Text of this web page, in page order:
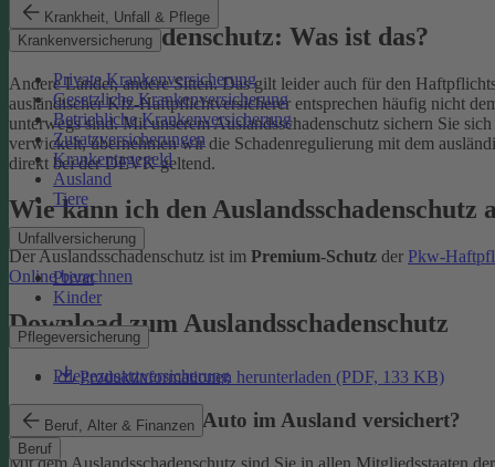
Krankheit, Unfall & Pflege
Krankenversicherung
Private Krankenversicherung
Gesetzliche Krankenversicherung
Betriebliche Krankenversicherung
Zusatzversicherungen
Krankentagegeld
Ausland
Tiere
Unfallversicherung
Privat
Kinder
Pflegeversicherung
Pflegezusatzversicherung
Beruf, Alter & Finanzen
Beruf
Auslandsschadenschutz: Was ist das?
Andere Länder, andere Sitten. Das gilt leider auch für den
ausländischer Kfz-Haftpflichtversicherer entsprechen häufig nicht
unterwegs sind.Mit unserem Auslandsschadenschutz sichern Sie
verwickelt, übernehmen wir die Schadenregulierung mit dem
direkt bei der DEVK geltend.
Wie kann ich den Auslandsschadenschutz
Der Auslandsschadenschutz ist im Premium-Schutz der Pkw-
Online berechnen
Download zum Auslandsschadenschutz
Produktinformationen herunterladen (PDF, 133 KB)
Wichtig: Wo ist mein Auto im Ausland versichert?
Mit dem Auslandsschadenschutz sind Sie in allen Mitgliedsstaaten